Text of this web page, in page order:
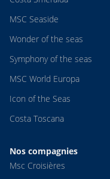
MSC Seaside
Wonder of the seas
Symphony of the seas
MSC World Europa
Icon of the Seas
Costa Toscana
Nos compagnies
Msc Croisières